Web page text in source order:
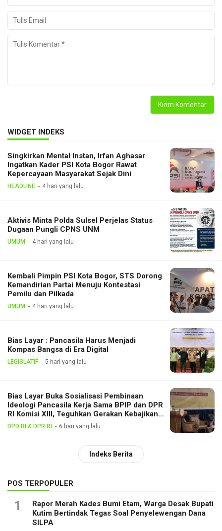
WIDGET INDEKS
Singkirkan Mental Instan, Irfan Aghasar
Ingatkan Kader PSI Kota Bogor Rawat
Kepercayaan Masyarakat Sejak Dini
HEADLINE 4 hari yang lalu
Aktivis Minta Polda Sulsel Perjelas Status
Dugaan Pungli CPNS UNM
UMUM 4 hari yang lalu
Kembali Pimpin PSI Kota Bogor, STS Dorong
Kemandirian Partai Menuju Kontestasi
Pemilu dan Pilkada
UMUM 4 hari yang lalu
Bias Layar : Pancasila Harus Menjadi
Kompas Bangsa di Era Digital
LEGISLATIF 5 hari yang lalu
Bias Layar Buka Sosialisasi Pembinaan
Ideologi Pancasila Kerja Sama BPIP dan DPR
RI Komisi XIII, Teguhkan Gerakan Kebajikan
Pancasila di Tengah Masyarakat
DPD RI & DPR RI 6 hari yang lalu
Indeks Berita
POS TERPOPULER
1
Rapor Merah Kades Bumi Etam, Warga Desak Bupati
Kutim Bertindak Tegas Soal Penyelewengan Dana
SILPA